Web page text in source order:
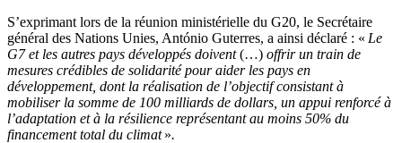
S’exprimant lors de la réunion ministérielle du G20, le Secrétaire
général des Nations Unies, António Guterres, a ainsi déclaré : « Le
G7 et les autres pays développés doivent(…) offrir un train de
mesures crédibles de solidarité pour aider les pays en
développement, dont la réalisation de l’objectif consistant à
mobiliser la somme de 100 milliards de dollars, un appui renforcé à
l’adaptation et à la résilience représentant au moins 50% du
financement total du climat».